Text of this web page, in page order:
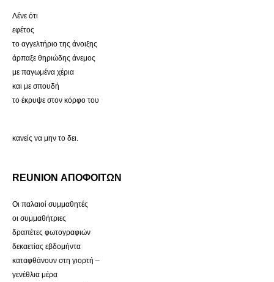
Λένε ότι
εφέτος
το αγγελτήριο της άνοιξης
άρπαξε θηριώδης άνεμος
με παγωμένα χέρια
και με σπουδή
το έκρυψε στον κόρφο του
κανείς να μην το δει.
REUNION ΑΠΟΦΟΙΤΩΝ
Οι παλαιοί συμμαθητές
οι συμμαθήτριες
δραπέτες φωτογραφιών
δεκαετίας εβδομήντα
καταφθάνουν στη γιορτή –
γενέθλια μέρα